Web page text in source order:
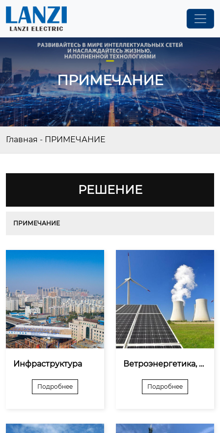
ПРИМЕЧАНИЕ
Главная - ПРИМЕЧАНИЕ
РЕШЕНИЕ
ПРИМЕЧАНИЕ
Инфраструктура
Подробнее
Ветроэнергетика, с
Подробнее